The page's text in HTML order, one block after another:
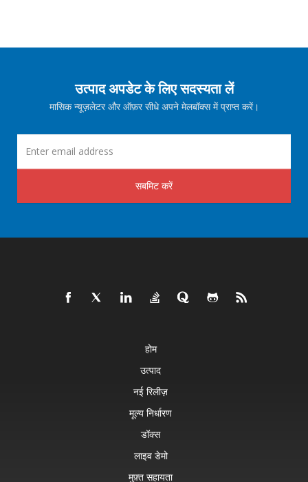
उत्पाद अपडेट के लिए सदस्यता लें
मासिक न्यूज़लेटर और ऑफ़र सीधे अपने मेलबॉक्स में प्राप्त करें।
सबमिट करें
होम
उत्पाद
नई रिलीज़
मूल्य निर्धारण
डॉक्स
लाइव डेमो
मुफ़्त सहायता